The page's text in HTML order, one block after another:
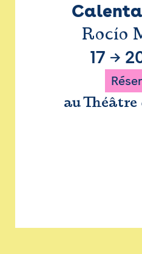
Rocío
17 →
au